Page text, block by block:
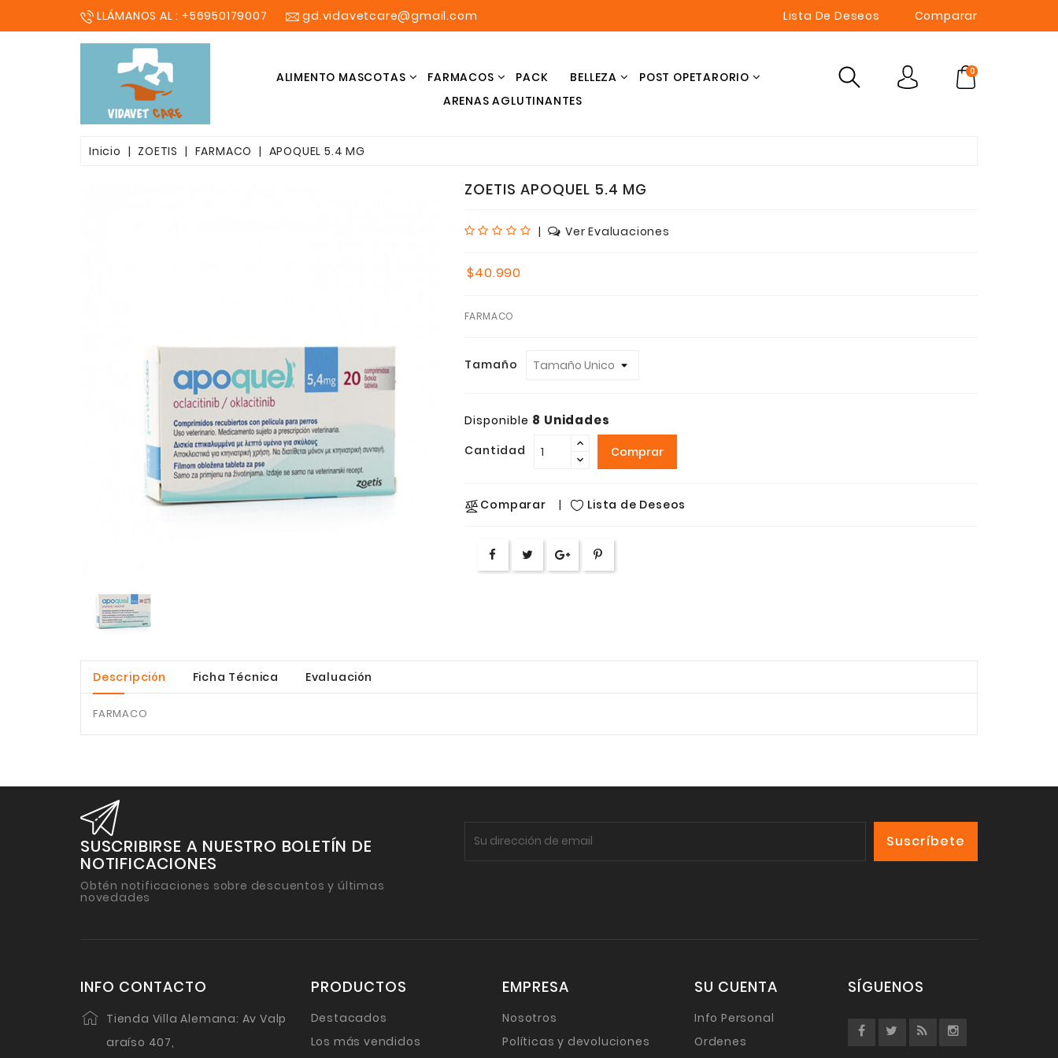
LLÁMANOS AL : +56950179007 gd.vidavetcare@gmail.com Lista De Deseos Comparar
ALIMENTO MASCOTAS FARMACOS PACK BELLEZA
POST OPETARORIO
ARENAS AGLUTINANTES
0
Inicio ZOETIS FARMACO APOQUEL 5.4 MG
ZOETIS APOQUEL 5.4 MG
| Ver Evaluaciones
$40.990
FARMACO
Tamaño
Disponible 8 Unidades
Cantidad Comprar
Comparar Lista de Deseos
Descripción Ficha Técnica Evaluación
FARMACO
SUSCRIBIRSE A NUESTRO BOLETÍN DE
NOTIFICACIONES
Obtén notificaciones sobre descuentos y últimas
novedades
INFO CONTACTO
Tienda Villa Alemana: Av Valp
araíso 407,
PRODUCTOS
Destacados
Los más vendidos
EMPRESA
Nosotros
Políticas y devoluciones
SU CUENTA
Info Personal
Ordenes
SÍGUENOS